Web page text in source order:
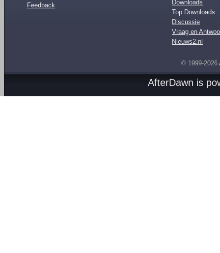
Feedback
Downloads
Top Downloads
Discussie
Vraag en
Nieuws2.nl
© 1999-2026
AfterDawn is